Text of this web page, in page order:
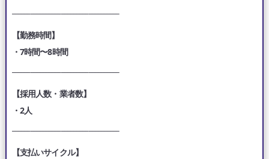
【勤務時間】
・7時間〜8時間
【採用人数・業者数】
・2人
【支払いサイクル】